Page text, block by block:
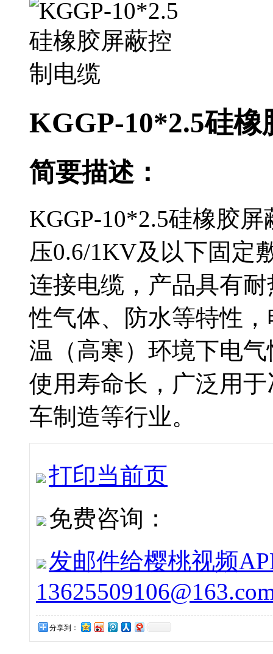
KGGP-10*2.5硅橡
简要描述：
KGGP-10*2.5硅橡胶
压0.6/1KV及以下固定
连接电缆，产品具有耐
性气体、防水等特性
温（高寒）环境下电气性
使用寿命长，广泛用于冶金
车制造等行业。
打印当前页
免费咨询：
发邮件给樱桃视频APP
分享到：